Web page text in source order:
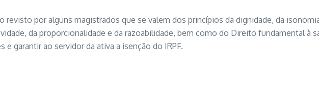
por alguns magistrados que se valem dos princípios da dignidade, da
da proporcionalidade e da razoabilidade, bem como do Direito fundamental à
e garantir ao servidor da ativa a isenção do IRPF.